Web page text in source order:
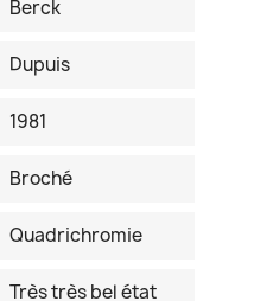
Berck
Dupuis
1981
Broché
Quadrichromie
Très très bel état